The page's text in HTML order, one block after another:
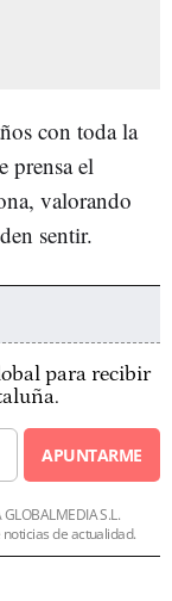
con toda la
prensa el
valorando
sentir.
para recibir
APUNTARME
S.L.
de actualidad.